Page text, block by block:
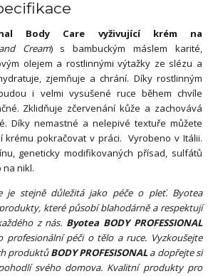
Body Care vyživující krém na
Cream) s bambuckým máslem karité,
olejem a rostlinnými výtažky ze slézu a
zjemňuje a chrání. Díky rostlinným
i velmi vysušené ruce během chvíle
Zklidňuje zčervenání kůže a zachovává
Díky nemastné a nelepivé textuře můžete
krému pokračovat v práci. Vyrobeno v Itálii.
geneticky modifikovaných přísad, sulfátů
na nikl.
je stejně důležitá jako péče o pleť. Byotea
které působí blahodárně a respektují
z nás. Byotea BODY PROFESSIONAL
profesionální péči o tělo a ruce. Vyzkoušejte
produktůBODY PROFESISONALa dopřejte si
svého domova. Kvalitní produkty pro